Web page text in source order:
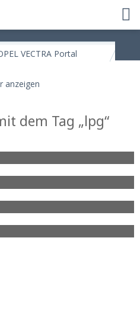
VECTRA Portal
dem Tag „lpg“